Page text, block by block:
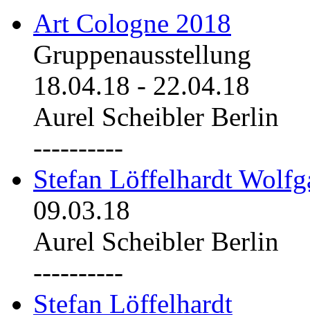
Art Cologne 2018
Gruppenausstellung
18.04.18 - 22.04.18
Aurel Scheibler Berlin
----------
Stefan Löffelhardt
09.03.18
Aurel Scheibler Berlin
----------
Stefan Löffelhardt